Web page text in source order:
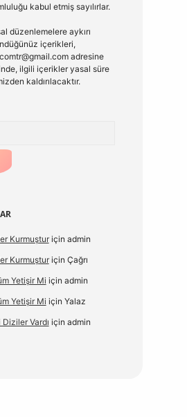
kabul etmiş sayılırlar.
düzenlemelere aykırı
içerikleri,
adresine
ilgili içerikler yasal süre
kaldırılacaktır.
Kurmuşturiçin admin
Kurmuşturiçin Çağrı
Yetişir Mi için admin
Yetişir Mi için Yalaz
Vardı için admin